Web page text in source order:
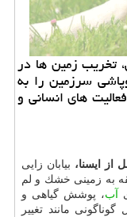
تخریب زمین ها در
سرزمین را به
های انسانی و
از ایسنا، بیابان زایی
به زمینی خشك و لم
آب، پوشش گیاهی و
مانند تغییر